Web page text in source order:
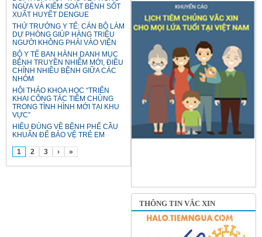
NGỪA VÀ KIỂM SOÁT BỆNH SỐT
XUẤT HUYẾT DENGUE
THỨ TRƯỞNG Y TẾ: CÁN BỘ LÀM
DỰ PHÒNG GIÚP HÀNG TRIỆU
NGƯỜI KHÔNG PHẢI VÀO VIỆN
BỘ Y TẾ BAN HÀNH DANH MỤC
BỆNH TRUYỀN NHIỄM MỚI, ĐIỀU
CHỈNH NHIỀU BỆNH GIỮA CÁC
NHÓM
HỘI THẢO KHOA HỌC “TRIỂN
KHAI CÔNG TÁC TIÊM CHỦNG
TRONG TÌNH HÌNH MỚI TẠI KHU
VỰC”
HIỂU ĐÚNG VỀ BỆNH PHẾ CẦU
KHUẨN ĐỂ BẢO VỆ TRẺ EM
1 2 3 › »
THÔNG TIN VẮC XIN